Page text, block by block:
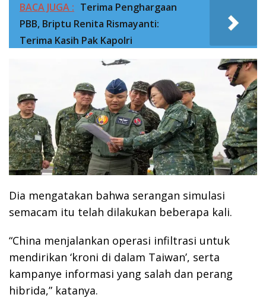
BACA JUGA : Terima Penghargaan
PBB, Briptu Renita Rismayanti:
Terima Kasih Pak Kapolri
Dia mengatakan bahwa serangan simulasi
semacam itu telah dilakukan beberapa kali.
“China menjalankan operasi infiltrasi untuk
mendirikan ‘kroni di dalam Taiwan’, serta
kampanye informasi yang salah dan perang
hibrida,” katanya.